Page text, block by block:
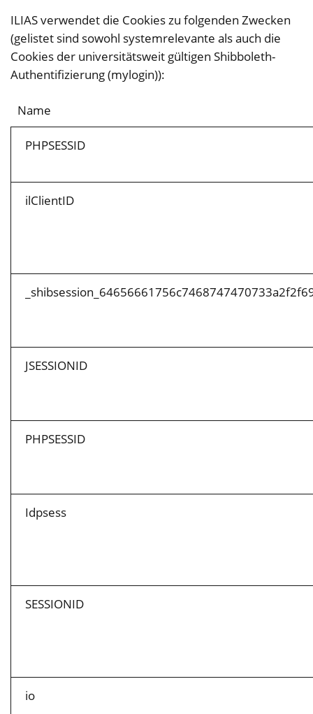
ILIAS verwendet die Cookies zu folgenden Zwecken
(gelistet sind sowohl systemrelevante als auch die
Cookies der universitätsweit gültigen Shibboleth-
Authentifizierung (mylogin)):
Name
PHPSESSID
ilClientID
JSESSIONID
PHPSESSID
Idpsess
SESSIONID
io